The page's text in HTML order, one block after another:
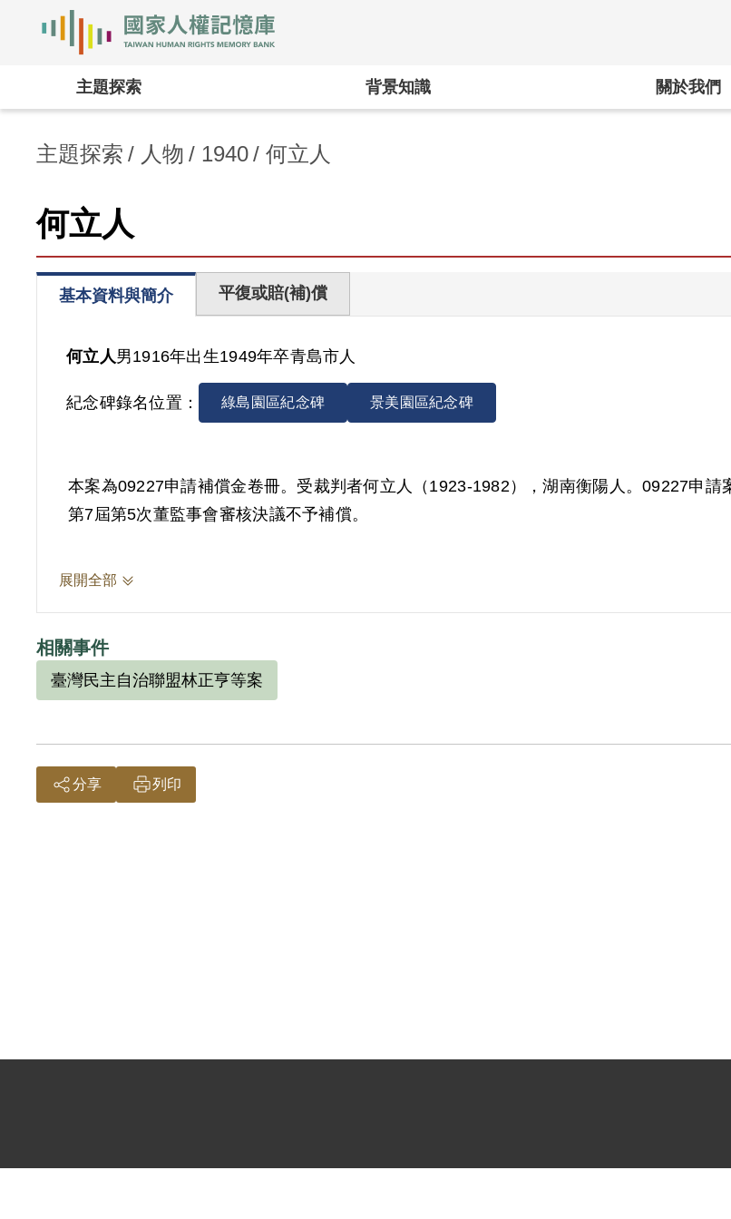
主題探索 背景知識 關於我們
主題探索 人物 1940 何立人
何立人
基本資料與簡介 平復或賠(補)償
何立人男1916年出生1949年卒青島市人
紀念碑錄名位置： 綠島園區紀念碑 景美園區紀念碑
本案為09227申請補償金卷冊。受裁判者何立人（1923-1982），湖南衡陽人。09227申
第7屆第5次董監事會審核決議不予補償。
展開全部
相關事件
臺灣民主自治聯盟林正亨等案
分享 列印